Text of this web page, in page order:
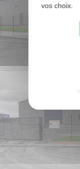
vos choix.